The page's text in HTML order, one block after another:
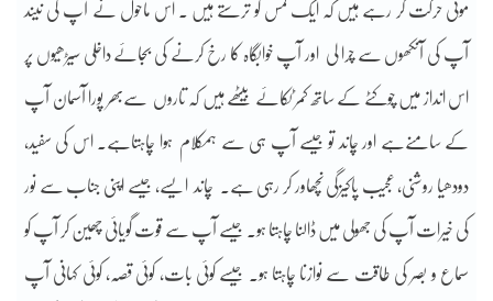
موتی حرکت کر رہے ہیں کہ ایک لمس کو ترستے ہیں ۔ اس ماحول نے آپ کی نیند
آپ کی آنکھوں سے چرا لی اور آپ خوابگاہ کا رخ کرنے کی بجائے داخلی سیڑھیوں پر
اس انداز میں چوکٹے کے ساتھ کمر ٹکائے بیٹھے ہیں کہ تاروں سےبھر پورا آسمان آپ
کے سامنےہے اور چاند تو جیسے آپ ہی سے ہمکلام ہوا چاہتاہے۔ اس کی سفید،
دودھیا روشنی، عجیب پاکیزگی نچھاور کر رہی ہے۔ چاند ایسے، جیسے اپنی جناب سے نور
کی خیرات آپ کی جھولی میں ڈالنا چاہتا ہو۔ جیسے آپ سے قوت گویائی چھین کر آپ کو
سماع و بصر کی طاقت سے نوازنا چاہتا ہو۔ جیسے کوئی بات، کوئی قصہ، کوئی کہانی آپ